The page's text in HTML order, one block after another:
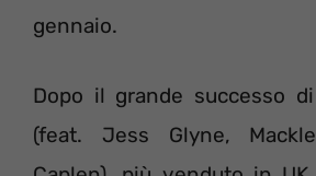
gennaio.
Dopo il grande successo di
(feat. Jess Glyne,